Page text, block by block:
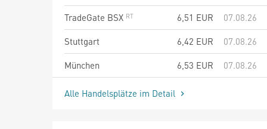
TradeGate BSX
6,51 EUR
07.08.26
Stuttgart
6,42 EUR
07.08.26
München
6,53 EUR 07.08.26
Alle Handelsplätze im Detail